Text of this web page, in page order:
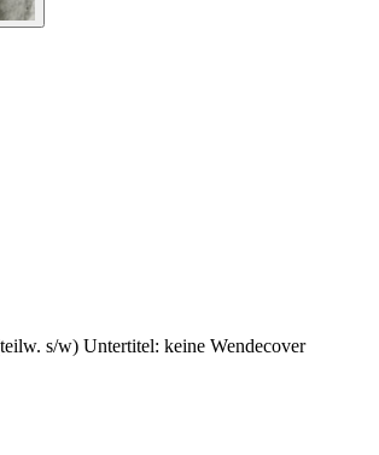
s/w) Untertitel: keine Wendecover